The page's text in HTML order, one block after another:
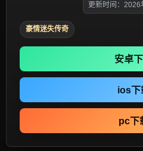
更新时间：2026
豪情迷失传奇
安卓
ios下
pc下